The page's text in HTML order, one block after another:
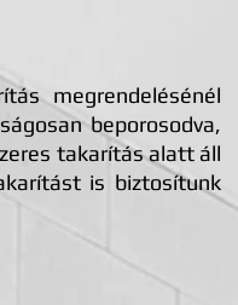
megrendelésénél
beporosodva,
takarítás alatt áll
is biztosítunk